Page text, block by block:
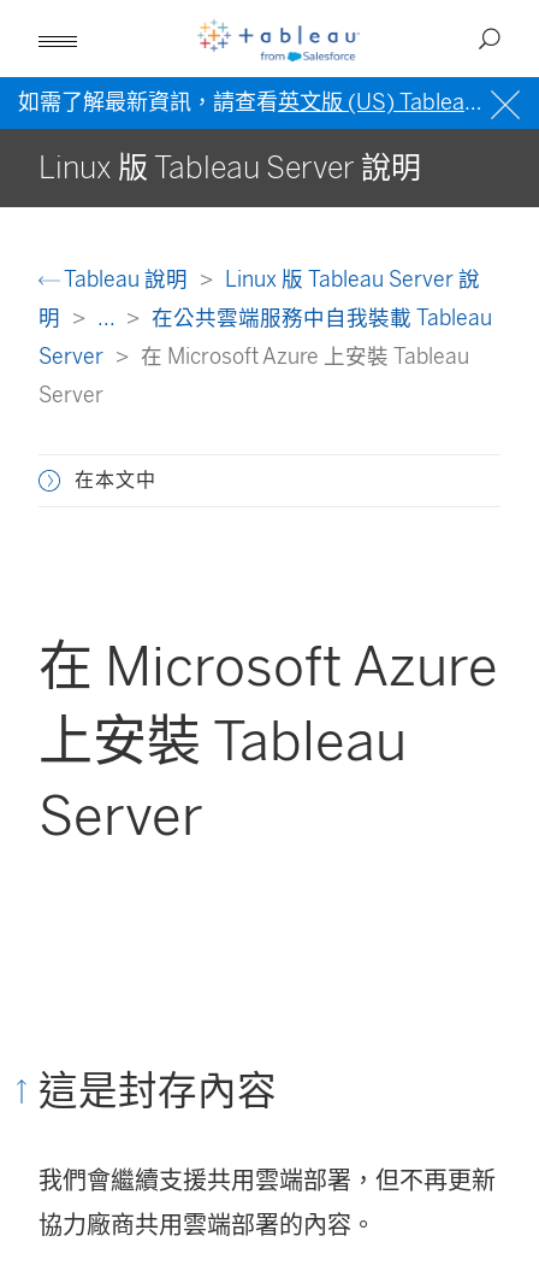
如需了解最新資訊，請查看英文版 (US) Tableau 說明
Linux 版 Tableau Server 說明
Tableau 說明
Linux 版 Tableau Server 說
明
...
在公共雲端服務中自我裝載 Tableau
Server
在 Microsoft Azure 上安裝 Tableau
Server
在本文中
在 Microsoft Azure
上安裝 Tableau
Server
這是封存內容
我們會繼續支援共用雲端部署，但不再更新
協力廠商共用雲端部署的內容。